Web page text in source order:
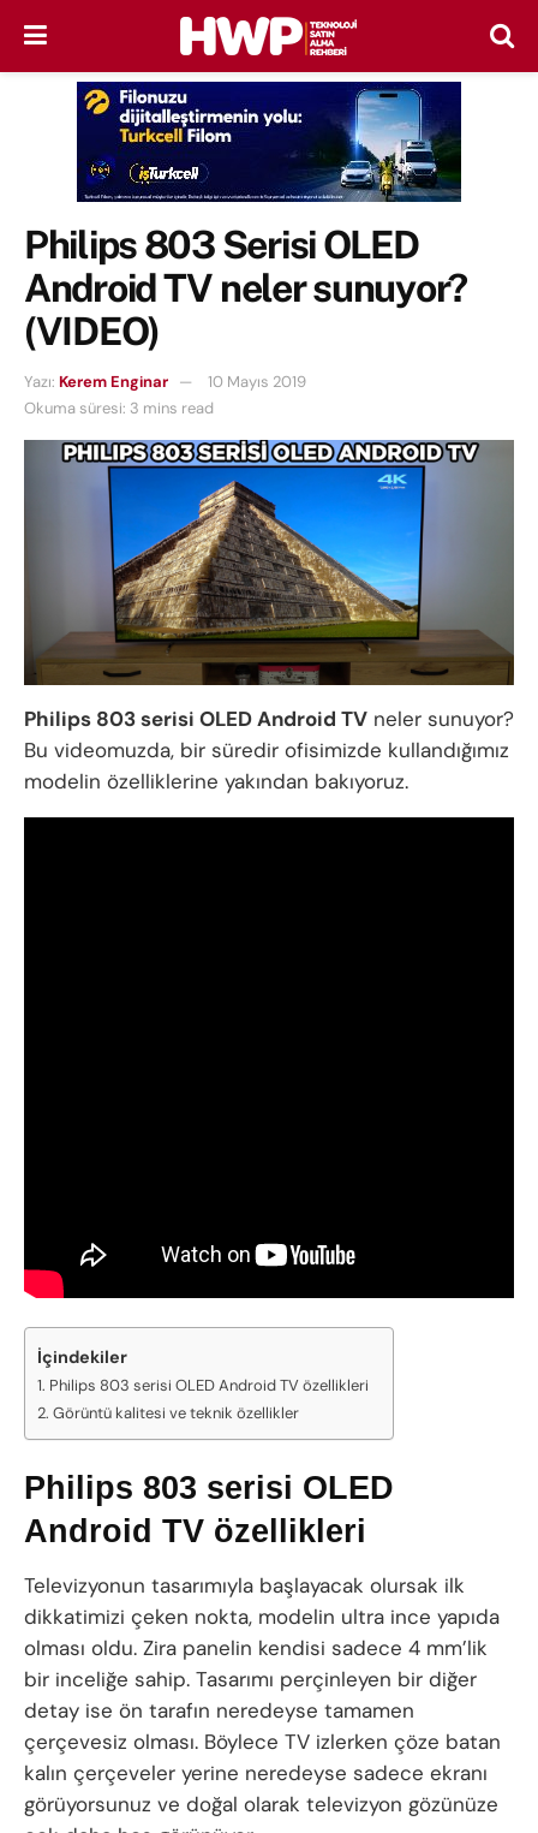
Philips 803 Serisi OLED
Android TV neler sunuyor?
(VIDEO)
Yazı: Kerem Enginar
10 Mayıs 2019
Okuma süresi: 3 mins read
Philips 803 serisi OLED Android TV neler sunuyor?
Bu videomuzda, bir süredir ofisimizde kullandığımız
modelin özelliklerine yakından bakıyoruz.
İçindekiler
Philips 803 serisi OLED Android TV özellikleri
Görüntü kalitesi ve teknik özellikler
Philips 803 serisi OLED
Android TV özellikleri
Televizyonun tasarımıyla başlayacak olursak ilk
dikkatimizi çeken nokta, modelin ultra ince yapıda
olması oldu. Zira panelin kendisi sadece 4 mm’lik
bir inceliğe sahip. Tasarımı perçinleyen bir diğer
detay ise ön tarafın neredeyse tamamen
çerçevesiz olması. Böylece TV izlerken çöze batan
kalın çerçeveler yerine neredeyse sadece ekranı
görüyorsunuz ve doğal olarak televizyon gözünüze